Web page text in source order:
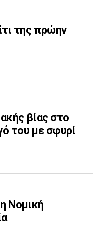
της πρώην
βίας στο
του με σφυρί
Νομική